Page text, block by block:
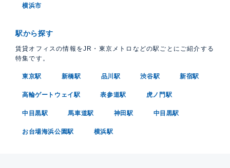
横浜市
駅から探す
賃貸オフィスの情報をJR・東京メトロなどの駅ごとにご紹介する
特集です。
東京駅 新橋駅 品川駅 渋谷駅 新宿駅
高輪ゲートウェイ駅 表参道駅 虎ノ門駅
中目黒駅 馬車道駅 神田駅 中目黒駅
お台場海浜公園駅 横浜駅